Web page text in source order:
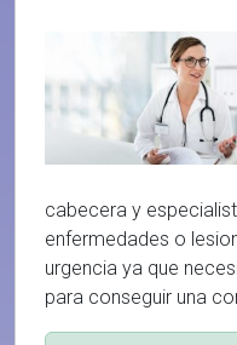
cabecera y
enfermedades o
urgencia ya que
para conseguir una